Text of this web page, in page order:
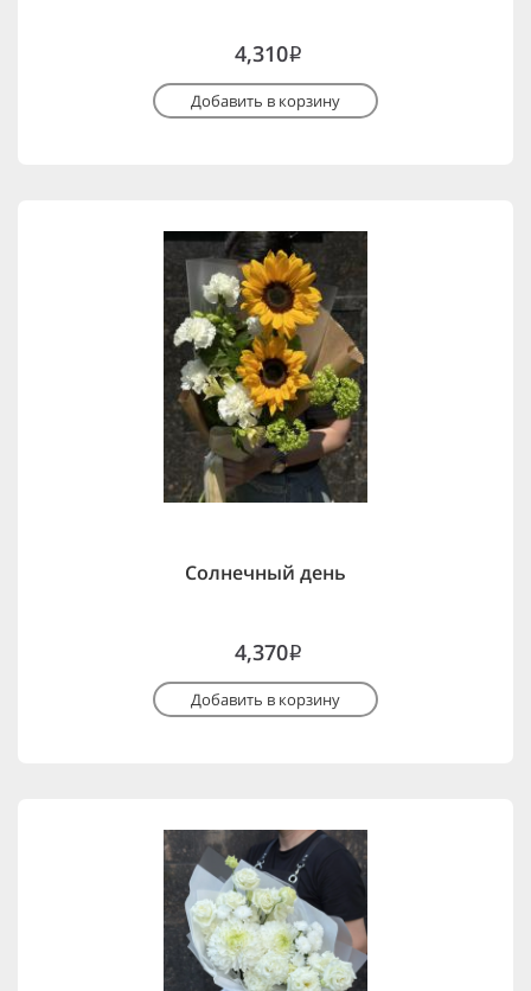
4,310i
Добавить в корзину
Солнечный день
4,370i
Добавить в корзину